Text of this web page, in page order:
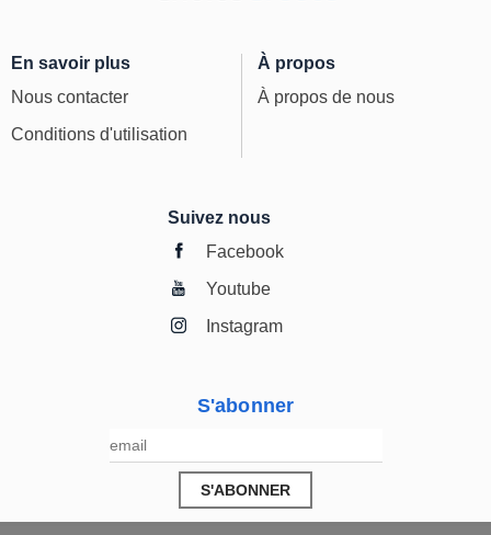
En savoir plus
Nous contacter
Conditions d'utilisation
À propos
À propos de nous
Suivez nous
Facebook
Youtube
Instagram
S'abonner